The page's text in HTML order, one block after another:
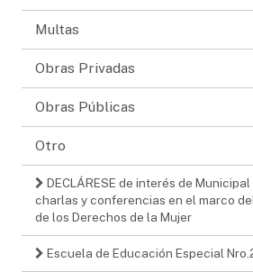
Multas
Obras Privadas
Obras Públicas
Otro
DECLÁRESE de interés de
charlas y conferencias en el marco
de los Derechos de la Mujer
Escuela de Educación Especial